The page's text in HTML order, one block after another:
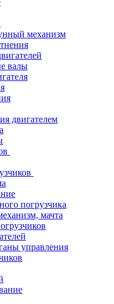
механизм
валы
двигателем
погрузчика
мачта
управления